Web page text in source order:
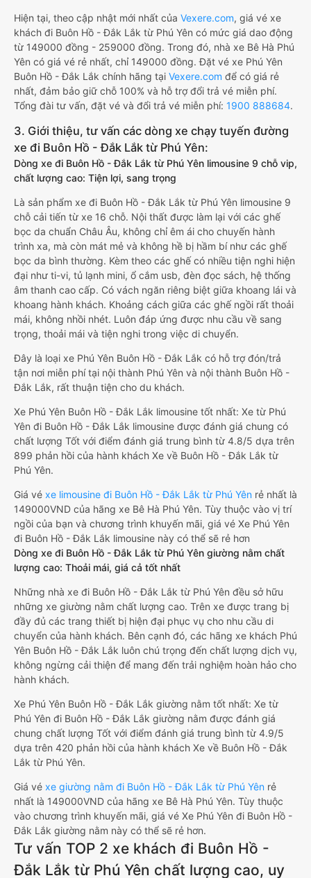
Hiện tại, theo cập nhật mới nhất của Vexere.com, giá vé xe
khách đi Buôn Hồ - Đắk Lắk từ Phú Yên có mức giá dao động
từ 149000 đồng - 259000 đồng. Trong đó, nhà xe Bê Hà Phú
Yên có giá vé rẻ nhất, chỉ 149000 đồng. Đặt vé xe Phú Yên
Buôn Hồ - Đắk Lắk chính hãng tại Vexere.com để có giá rẻ
nhất, đảm bảo giữ chỗ 100% và hỗ trợ đổi trả vé miễn phí.
Tổng đài tư vấn, đặt vé và đổi trả vé miễn phí: 1900 888684.
3. Giới thiệu, tư vấn các dòng xe chạy tuyến đường
xe đi Buôn Hồ - Đắk Lắk từ Phú Yên:
Dòng xe đi Buôn Hồ - Đắk Lắk từ Phú Yên limousine 9 chỗ vip,
chất lượng cao: Tiện lợi, sang trọng
Là sản phẩm xe đi Buôn Hồ - Đắk Lắk từ Phú Yên limousine 9
chỗ cải tiến từ xe 16 chỗ. Nội thất được làm lại với các ghế
bọc da chuẩn Châu Âu, không chỉ êm ái cho chuyến hành
trình xa, mà còn mát mẻ và không hề bị hầm bí như các ghế
bọc da bình thường. Kèm theo các ghế có nhiều tiện nghi hiện
đại như ti-vi, tủ lạnh mini, ổ cắm usb, đèn đọc sách, hệ thống
âm thanh cao cấp. Có vách ngăn riêng biệt giữa khoang lái và
khoang hành khách. Khoảng cách giữa các ghế ngồi rất thoải
mái, không nhồi nhét. Luôn đáp ứng được nhu cầu về sang
trọng, thoải mái và tiện nghi trong việc di chuyển.
Đây là loại xe Phú Yên Buôn Hồ - Đắk Lắk có hỗ trợ đón/trả
tận nơi miễn phí tại nội thành Phú Yên và nội thành Buôn Hồ -
Đắk Lắk, rất thuận tiện cho du khách.
Xe Phú Yên Buôn Hồ - Đắk Lắk limousine tốt nhất: Xe từ Phú
Yên đi Buôn Hồ - Đắk Lắk limousine được đánh giá chung có
chất lượng Tốt với điểm đánh giá trung bình từ 4.8/5 dựa trên
899 phản hồi của hành khách Xe về Buôn Hồ - Đắk Lắk từ
Phú Yên.
Giá vé xe limousine đi Buôn Hồ - Đắk Lắk từ Phú Yên rẻ nhất là
149000VND của hãng xe Bê Hà Phú Yên. Tùy thuộc vào vị trí
ngồi của bạn và chương trình khuyến mãi, giá vé Xe Phú Yên
đi Buôn Hồ - Đắk Lắk limousine này có thể sẽ rẻ hơn
Dòng xe đi Buôn Hồ - Đắk Lắk từ Phú Yên giường nằm chất
lượng cao: Thoải mái, giá cả tốt nhất
Những nhà xe đi Buôn Hồ - Đắk Lắk từ Phú Yên đều sở hữu
những xe giường nằm chất lượng cao. Trên xe được trang bị
đầy đủ các trang thiết bị hiện đại phục vụ cho nhu cầu di
chuyển của hành khách. Bên cạnh đó, các hãng xe khách Phú
Yên Buôn Hồ - Đắk Lắk luôn chú trọng đến chất lượng dịch vụ,
không ngừng cải thiện để mang đến trải nghiệm hoàn hảo cho
hành khách.
Xe Phú Yên Buôn Hồ - Đắk Lắk giường nằm tốt nhất: Xe từ
Phú Yên đi Buôn Hồ - Đắk Lắk giường nằm được đánh giá
chung chất lượng Tốt với điểm đánh giá trung bình từ 4.9/5
dựa trên 420 phản hồi của hành khách Xe về Buôn Hồ - Đắk
Lắk từ Phú Yên.
Giá vé xe giường nằm đi Buôn Hồ - Đắk Lắk từ Phú Yên rẻ
nhất là 149000VND của hãng xe Bê Hà Phú Yên. Tùy thuộc
vào chương trình khuyến mãi, giá vé Xe Phú Yên đi Buôn Hồ -
Đắk Lắk giường nằm này có thể sẽ rẻ hơn.
Tư vấn TOP 2 xe khách đi Buôn Hồ -
Đắk Lắk từ Phú Yên chất lượng cao, uy